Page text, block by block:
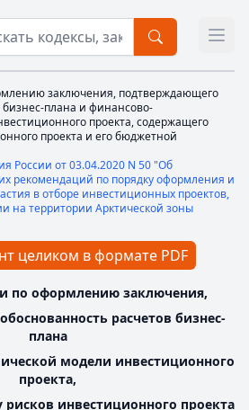
заключения, подтверждающего
бизнес-плана и финансово-
проекта, содержащего
проекта и его бюджетной
России от 03.04.2020 N 50 "Об
рекомендаций по порядку оформления и
в отборе инвестиционных проектов,
на территории Арктической зоны
целиком в формате PDF
по оформлению заключения,
расчетов бизнес-
плана
модели инвестиционного
проекта,
инвестиционного проекта